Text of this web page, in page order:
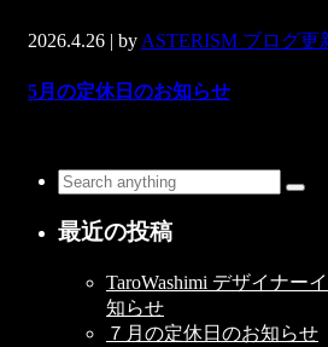
2026.4.26 | by ASTERISM ブログ更
5月の定休日のお知らせ
最近の投稿
TaroWashimi デザイナー
知らせ
７月の定休日のお知らせ